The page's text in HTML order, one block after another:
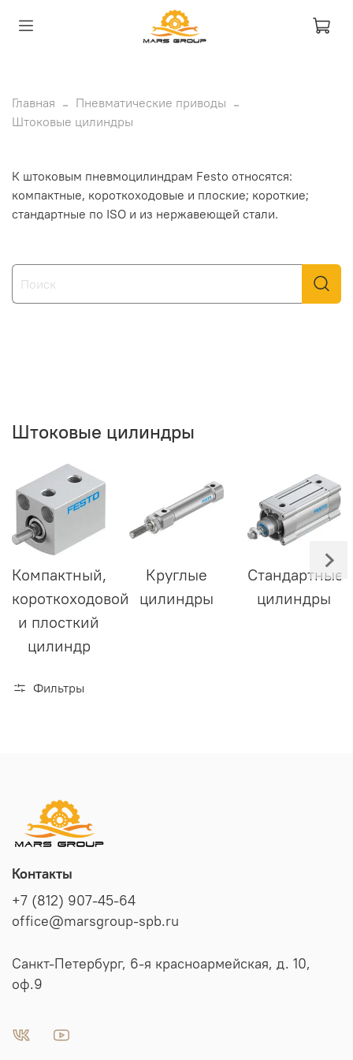
Главная
Пневматические приводы
Штоковые цилиндры
К штоковым пневмоцилиндрам Festo относятся:
компактные, короткоходовые и плоские; короткие;
стандартные по ISО и из нержавеющей стали.
Штоковые цилиндры
Компактный,
короткоходовой
и плосткий
цилиндр
Круглые
цилиндры
Стандартные
цилиндры
Фильтры
Контакты
+7 (812) 907-45-64
office@marsgroup-spb.ru
Санкт-Петербург, 6-я красноармейская, д. 10,
оф.9